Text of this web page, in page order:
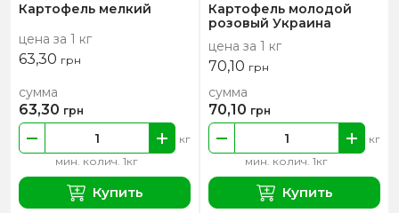
Картофель мелкий
цена за 1 кг
63,30 грн
мин. колич. 1кг
кг
сумма
63,30 грн
Купить
Картофель молодой
розовый Украина
цена за 1 кг
70,10 грн
мин. колич. 1кг
кг
сумма
70,10 грн
Купить